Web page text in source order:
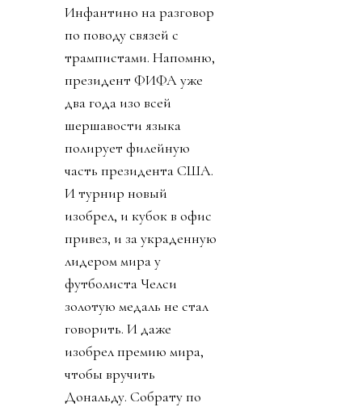
Инфантино на разговор
по поводу связей с
трампистами. Напомню,
президент ФИФА уже
два года изо всей
шершавости языка
полирует филейную
часть президента США.
И турнир новый
изобрел, и кубок в офис
привез, и за украденную
лидером мира у
футболиста Челси
золотую медаль не стал
говорить. И даже
изобрел премию мира,
чтобы вручить
Дональду. Собрату по